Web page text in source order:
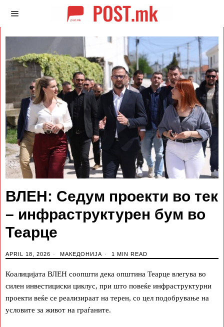
ВЛЕН: Седум проекти во тек
– инфраструктурен бум во
Теарце
APRIL 18, 2026 МАКЕДОНИЈА 1 MIN READ
Коалицијата ВЛЕН соопшти дека општина Теарце влегува во
силен инвестициски циклус, при што повеќе инфраструктурни
проекти веќе се реализираат на терен, со цел подобрување на
условите за живот на граѓаните.